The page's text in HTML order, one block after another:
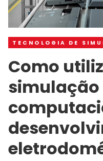
TECNOLOGIA DE
Como
simulação